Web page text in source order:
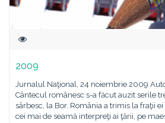
2009
Jurnalul Naţional, 24 noiembrie 2009
Cântecul românesc s-a făcut auzit serile
sârbesc, la Bor. România a trimis la fraţii
cei mai de seamă interpreţi ai ţării, pe